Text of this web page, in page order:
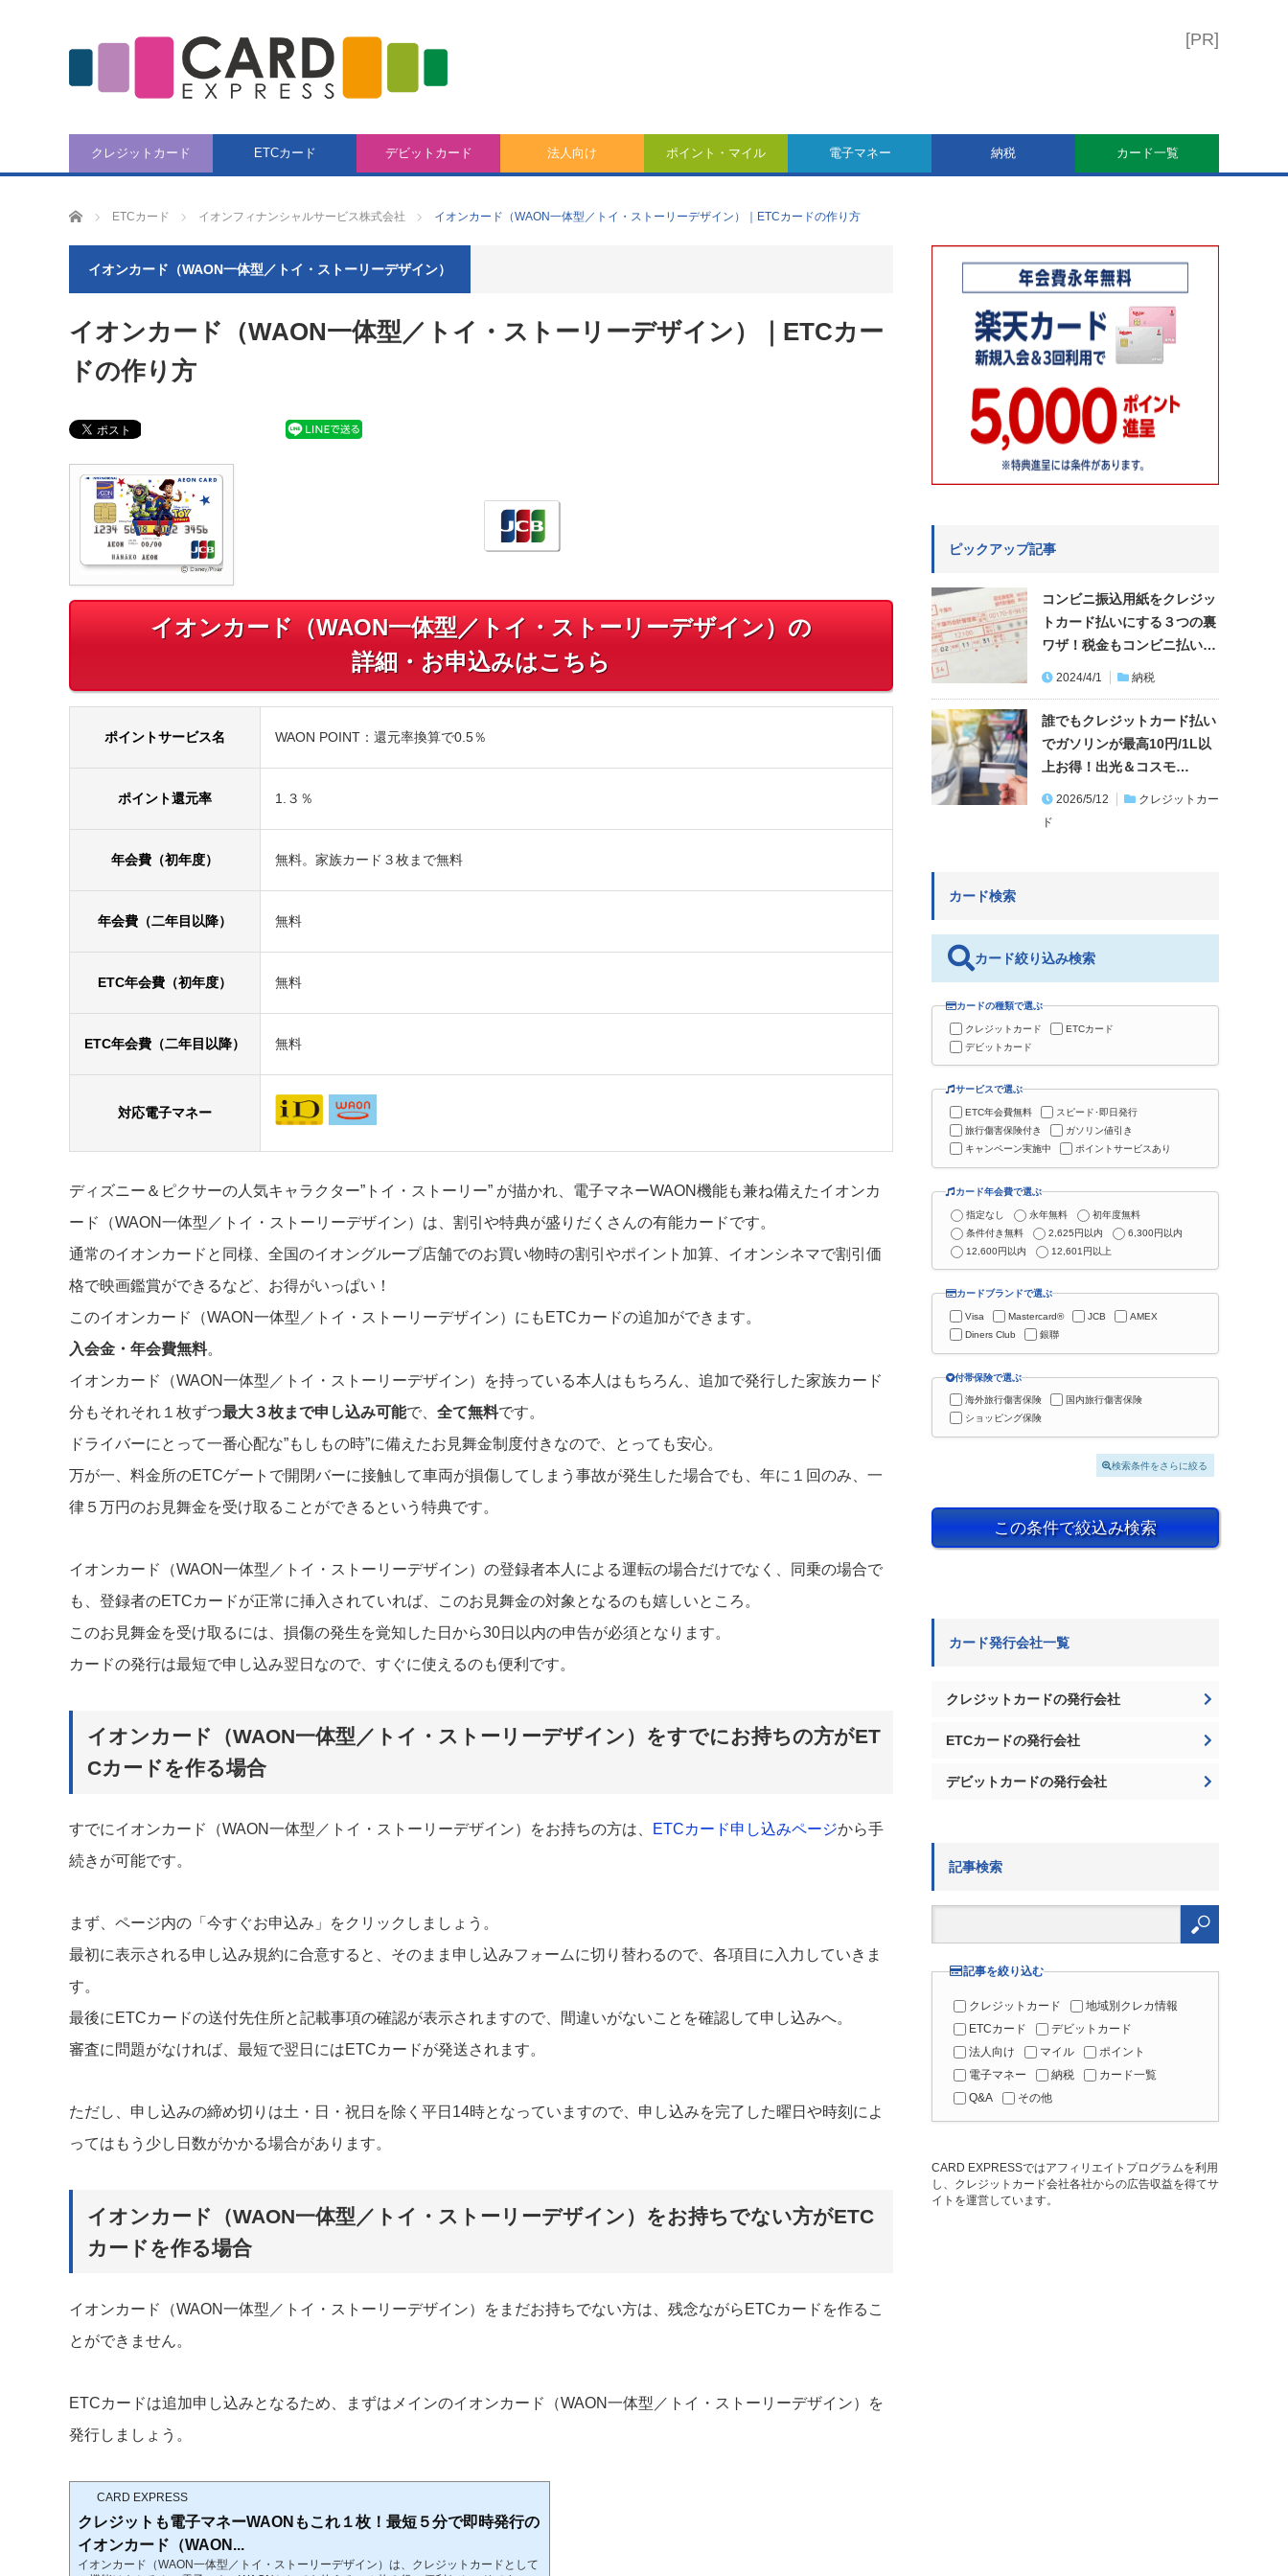
クレジットカード ETCカード デビットカード 法人向け ポイント・マイル 電子マネー 納税 カード一覧
CARD EXPRESS
ETCカード イオンフィナンシャルサービス株式会社 イオンカード（WAON一体型／トイ・ストーリーデザイン）｜ETCカードの作り方
イオンカード（WAON一体型／トイ・ストーリーデザイン）
イオンカード（WAON一体型／トイ・ストーリーデザイン）｜ETCカー
ドの作り方
イオンカード（WAON一体型／トイ・ストーリーデザイン）の
詳細・お申込みはこちら
ポイントサービス名 WAON POINT：還元率換算で0.5％
ポイント還元率 1.３％
年会費（初年度） 無料。家族カード３枚まで無料
年会費（二年目以降） 無料
ETC年会費（初年度） 無料
ETC年会費（二年目以降） 無料
対応電子マネー
ディズニー＆ピクサーの人気キャラクター”トイ・ストーリー” が描かれ、電子マネーWAON機能も兼ね備えたイオンカ
ード（WAON一体型／トイ・ストーリーデザイン）は、割引や特典が盛りだくさんの有能カードです。
通常のイオンカードと同様、全国のイオングループ店舗でのお買い物時の割引やポイント加算、イオンシネマで割引価
格で映画鑑賞ができるなど、お得がいっぱい！
このイオンカード（WAON一体型／トイ・ストーリーデザイン）にもETCカードの追加ができます。
入会金・年会費無料。
イオンカード（WAON一体型／トイ・ストーリーデザイン）を持っている本人はもちろん、追加で発行した家族カード
分もそれそれ１枚ずつ最大３枚まで申し込み可能で、 全て無料です。
ドライバーにとって一番心配な”もしもの時”に備えたお見舞金制度付きなので、とっても安心。
万が一、料金所のETCゲートで開閉バーに接触して車両が損傷してしまう事故が発生した場合でも、年に１回のみ、一
律５万円のお見舞金を受け取ることができるという特典です。
イオンカード（WAON一体型／トイ・ストーリーデザイン）の登録者本人による運転の場合だけでなく、同乗の場合で
も、登録者のETCカードが正常に挿入されていれば、このお見舞金の対象となるのも嬉しいところ。
このお見舞金を受け取るには、損傷の発生を覚知した日から30日以内の申告が必須となります。
カードの発行は最短で申し込み翌日なので、すぐに使えるのも便利です。
イオンカード（WAON一体型／トイ・ストーリーデザイン）をすでにお持ちの方がET
Cカードを作る場合
すでにイオンカード（WAON一体型／トイ・ストーリーデザイン）をお持ちの方は、 ETCカード申し込みページから手
続きが可能です。
まず、ページ内の「今すぐお申込み」をクリックしましょう。
最初に表示される申し込み規約に合意すると、そのまま申し込みフォームに切り替わるので、各項目に入力していきま
す。
最後にETCカードの送付先住所と記載事項の確認が表示されますので、間違いがないことを確認して申し込みへ。
審査に問題がなければ、最短で翌日にはETCカードが発送されます。
ただし、申し込みの締め切りは土・日・祝日を除く平日14時となっていますので、申し込みを完了した曜日や時刻によ
ってはもう少し日数がかかる場合があります。
イオンカード（WAON一体型／トイ・ストーリーデザイン）をお持ちでない方がETC
カードを作る場合
イオンカード（WAON一体型／トイ・ストーリーデザイン）をまだお持ちでない方は、残念ながらETCカードを作るこ
とができません。
ETCカードは追加申し込みとなるため、まずはメインのイオンカード（WAON一体型／トイ・ストーリーデザイン）を
発行しましょう。
CARD EXPRESS
クレジットも電子マネーWAONもこれ１枚！最短５分で即時発行の
イオンカード（WAON...
イオンカード（WAON一体型／トイ・ストーリーデザイン）は、クレジットカードとして
ピックアップ記事
コンビニ振込用紙をクレジッ
トカード払いにする３つの裏
ワザ！税金もコンビニ払い…
2024/4/1 納税
誰でもクレジットカード払い
でガソリンが最高10円/1L以
上お得！出光＆コスモ…
2026/5/12
クレジットカー
ド
カード検索
カード絞り込み検索
カードの種類で選ぶ
クレジットカード
ETCカード
デビットカード
サービスで選ぶ
ETC年会費無料
スピード･即日発行
旅行傷害保険付き
ガソリン値引き
キャンペーン実施中
ポイントサービスあり
カード年会費で選ぶ
指定なし 永年無料
初年度無料
条件付き無料
2,625円以内
6,300円以内
12,600円以内
12,601円以上
カードブランドで選ぶ
Visa Mastercard® JCB
AMEX
Diners Club
銀聯
付帯保険で選ぶ
海外旅行傷害保険
国内旅行傷害保険
ショッピング保険
検索条件をさらに絞る
この条件で絞込み検索
カード発行会社一覧
クレジットカードの発行会社
ETCカードの発行会社
デビットカードの発行会社
記事検索
検
記事を絞り込む
クレジットカード
地域別クレカ情報
ETCカード
デビットカード
法人向け
マイル
ポイント
電子マネー
納税
カード一覧
Q&A
その他
CARD EXPRESSではアフィリエイトプログラムを利用
し、クレジットカード会社各社からの広告収益を得てサ
イトを運営しています。